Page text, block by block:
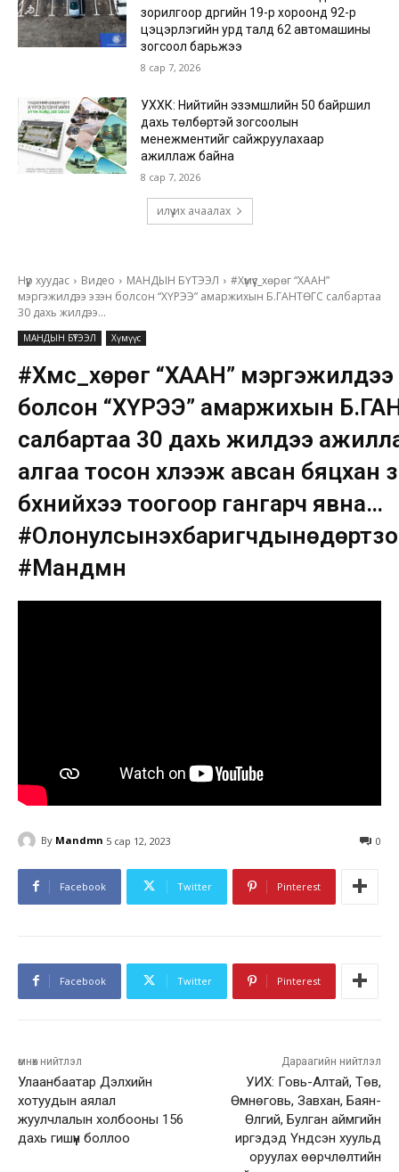
зорилгоор дүүргийн 19-р хороонд 92-р
цэцэрлэгийн урд талд 62 автомашины
зогсоол барьжээ
8 сар 7, 2026
УХХК: Нийтийн эзэмшлийн 50 байршил
дахь төлбөртэй зогсоолын
менежментийг сайжруулахаар
ажиллаж байна
8 сар 7, 2026
илүү их ачаалах